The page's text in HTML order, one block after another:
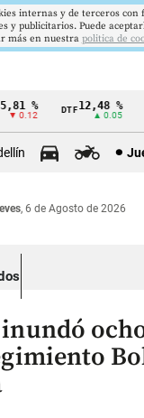
%
0.12
DTF12,48 %
▲ 0.05
, 6 de Agosto de 2026
inundó
internas y de terceros con
y publicitarios. Puede
más en nuestra politica de